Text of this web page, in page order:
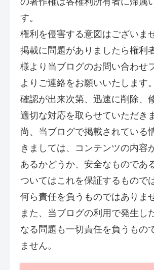
す。
権利を侵害する意図はございま
掲載に問題がありましたら権利
様より当ブログのお問い合わせ
よりご連絡をお願いいたします。
確認が出来次第、迅速に削除、
適切な対応を取らせていただき
尚、当ブログで掲載されている
きましては、コンテンツの内容
あるかどうか、安全なものであ
ついてはこれを保証するもので
何ら責任を負うものではありま
また、当ブログの利用で発生し
なる問題も一切責任を負うもの
ません。